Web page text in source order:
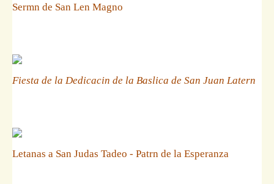
Sermn de San Len Magno
Fiesta de la Dedicacin de la Baslica de San Juan Latern
Letanas a San Judas Tadeo - Patrn de la Esperanza